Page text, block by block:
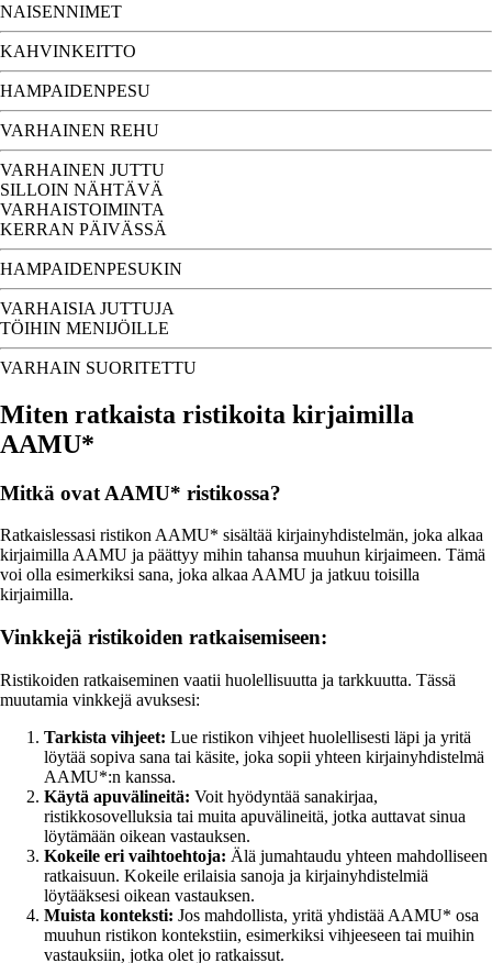
NAISENNIMET
KAHVINKEITTO
HAMPAIDENPESU
VARHAINEN REHU
VARHAINEN JUTTU
SILLOIN NÄHTÄVÄ
VARHAISTOIMINTA
KERRAN PÄIVÄSSÄ
HAMPAIDENPESUKIN
VARHAISIA JUTTUJA
TÖIHIN MENIJÖILLE
VARHAIN SUORITETTU
Miten ratkaista ristikoita kirjaimilla
AAMU*
Mitkä ovat AAMU* ristikossa?
Ratkaislessasi ristikon AAMU* sisältää kirjainyhdistelmän, joka alkaa
kirjaimilla AAMU ja päättyy mihin tahansa muuhun kirjaimeen. Tämä
voi olla esimerkiksi sana, joka alkaa AAMU ja jatkuu toisilla
kirjaimilla.
Vinkkejä ristikoiden ratkaisemiseen:
Ristikoiden ratkaiseminen vaatii huolellisuutta ja tarkkuutta. Tässä
muutamia vinkkejä avuksesi:
Tarkista vihjeet: Lue ristikon vihjeet huolellisesti läpi ja yritä
löytää sopiva sana tai käsite, joka sopii yhteen kirjainyhdistelmä
AAMU*:n kanssa.
Käytä apuvälineitä: Voit hyödyntää sanakirjaa,
ristikkosovelluksia tai muita apuvälineitä, jotka auttavat sinua
löytämään oikean vastauksen.
Kokeile eri vaihtoehtoja: Älä jumahtaudu yhteen mahdolliseen
ratkaisuun. Kokeile erilaisia sanoja ja kirjainyhdistelmiä
löytääksesi oikean vastauksen.
Muista konteksti: Jos mahdollista, yritä yhdistää AAMU* osa
muuhun ristikon kontekstiin, esimerkiksi vihjeeseen tai muihin
vastauksiin, jotka olet jo ratkaissut.